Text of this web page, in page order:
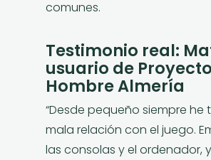
comunes.
Testimonio real:
usuario de Proyecto
Hombre Almería
“Desde pequeño siempre he
mala relación con el juego.
las consolas y el ordenador,